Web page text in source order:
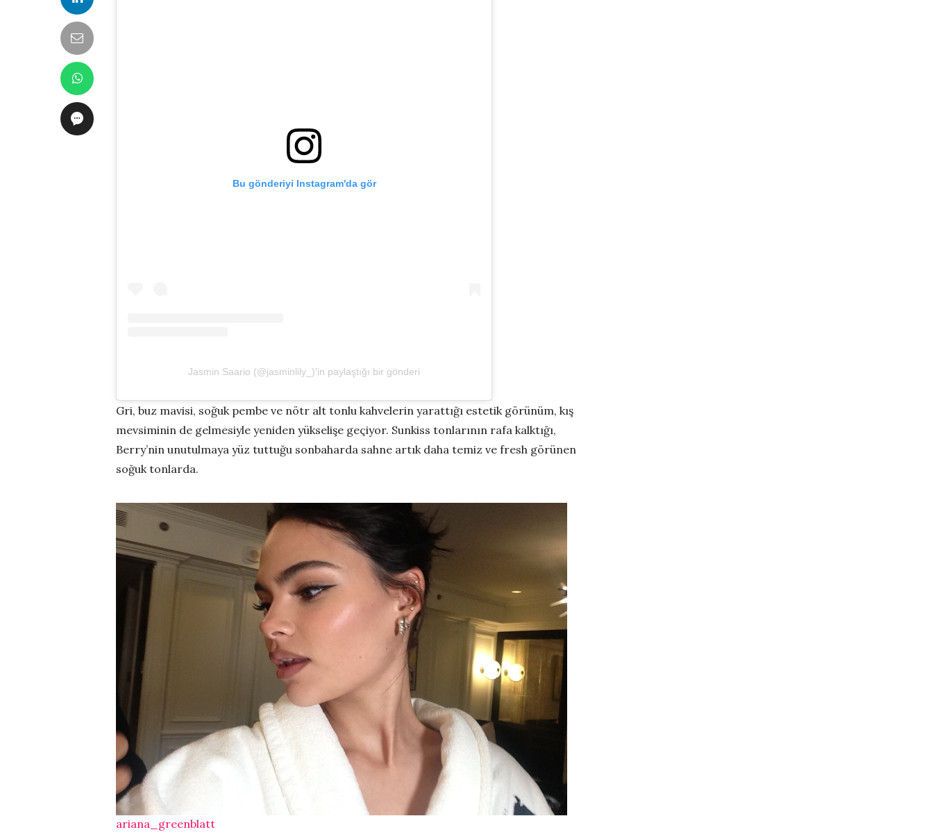
Bu gönderiyi Instagram'da gör
Jasmin Saario (@jasminlily_)'in paylaştığı bir gönderi
Gri, buz mavisi, soğuk pembe ve nötr alt tonlu kahvelerin yarattığı estetik görünüm, kış
mevsiminin de gelmesiyle yeniden yükselişe geçiyor. Sunkiss tonlarının rafa kalktığı,
Berry’nin unutulmaya yüz tuttuğu sonbaharda sahne artık daha temiz ve fresh görünen
soğuk tonlarda.
ariana_greenblatt